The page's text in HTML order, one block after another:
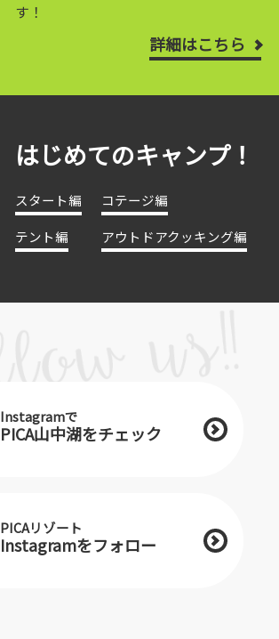
す！
詳細はこちら
はじめてのキャンプ！
スタート編
コテージ編
テント編
アウトドアクッキング編
Instagramで
PICA山中湖をチェック
PICAリゾート
Instagramをフォロー